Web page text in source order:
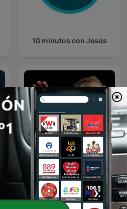
10 minutos con Jesús
EL AMOR QUE VALE on
Oneplace.com